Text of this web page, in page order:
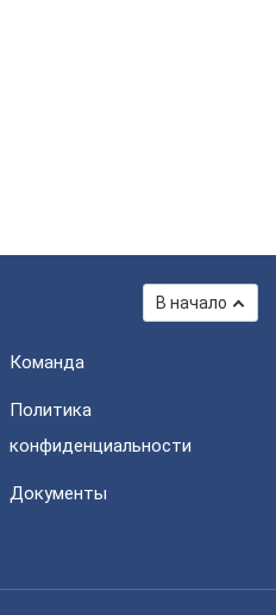
В начало
Команда
Политика
конфиденциальности
Документы